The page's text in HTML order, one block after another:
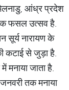
आंध्र प्रदेश
फसल उत्सव है.
सूर्य नारायण के
कटाई से जुड़ा है.
मनाया जाता है.
तक मनाया